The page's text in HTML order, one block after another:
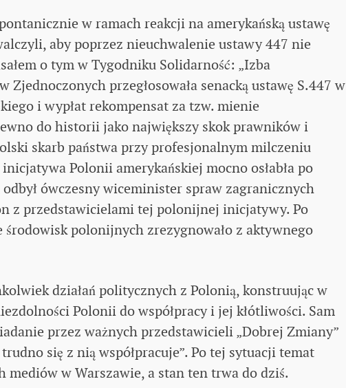
w ramach reakcji na amerykańską ustawę
aby poprzez nieuchwalenie ustawy 447 nie
o tym w Tygodniku Solidarność: „Izba
przegłosowała senacką ustawę S.447 w
i wypłat rekompensat za tzw. mienie
do historii jako największy skok prawników i
skarb państwa przy profesjonalnym milczeniu
Polonii amerykańskiej mocno osłabła po
ówczesny wiceminister spraw zagranicznych
z przedstawicielami tej polonijnej inicjatywy. Po
polonijnych zrezygnowało z aktywnego
działań politycznych z Polonią, konstruując w
Polonii do współpracy i jej kłótliwości. Sam
przez ważnych przedstawicieli „Dobrej Zmiany”
się z nią współpracuje”. Po tej sytuacji temat
w Warszawie, a stan ten trwa do dziś.